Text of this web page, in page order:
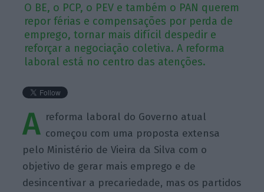
O BE, o PCP, o PEV e também o PAN querem
repor férias e compensações por perda de
emprego, tornar mais difícil despedir e
reforçar a negociação coletiva. A reforma
laboral está no centro das atenções.
A reforma laboral do Governo atual
começou com uma proposta extensa
pelo Ministério de Vieira da Silva com o
objetivo de gerar mais emprego e de
desincentivar a precariedade, mas os partidos